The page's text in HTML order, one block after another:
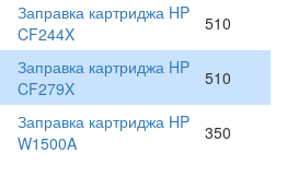
Заправка картриджа HP
CF244X
510
Заправка картриджа HP
CF279X
510
Заправка картриджа HP
W1500A
350